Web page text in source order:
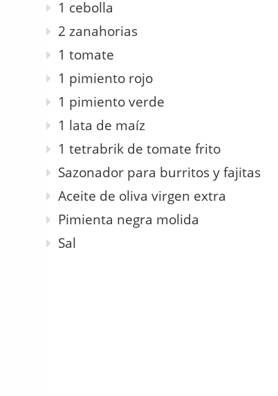
1 cebolla
2 zanahorias
1 tomate
1 pimiento rojo
1 pimiento verde
1 lata de maíz
1 tetrabrik de tomate frito
Sazonador para burritos y fajitas
Aceite de oliva virgen extra
Pimienta negra molida
Sal